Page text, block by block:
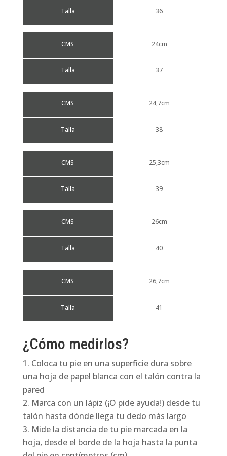
Talla 36
CMS
Talla
24cm
37
CMS
Talla
24,7cm
38
CMS
Talla
25,3cm
39
CMS
Talla
26cm
40
CMS
Talla
26,7cm
41
¿Cómo medirlos?
Coloca tu pie en una superficie dura sobre
una hoja de papel blanca con el talón contra la
pared
Marca con un lápiz (¡O pide ayuda!) desde tu
talón hasta dónde llega tu dedo más largo
Mide la distancia de tu pie marcada en la
hoja, desde el borde de la hoja hasta la punta